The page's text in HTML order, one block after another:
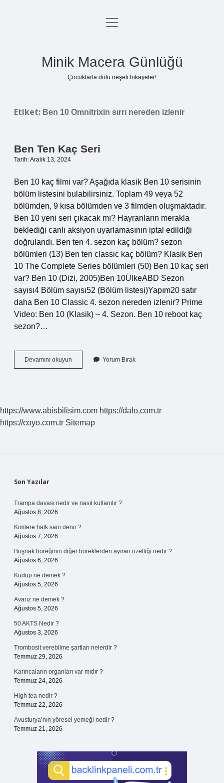
Anasayfa
menüyü
Minik Macera Günlüğü
Çocuklarla dolu neşeli hikayeler!
Etiket: Ben 10 Omnitrixin sırrı nereden izlenir
Ben Ten Kaç Seri
Tarih: Aralık 13, 2024
Ben 10 kaç filmi var? Aşağıda klasik Ben 10 serisinin
bölüm listesini bulabilirsiniz. Toplam 49 veya 52
bölümden, 9 kısa bölümden ve 3 filmden oluşmaktadır.
Ben 10 yeni seri çıkacak mı? Hayranların merakla
beklediği canlı aksiyon uyarlamasının iptal edildiği
doğrulandı. Ben ten 4. sezon kaç bölüm? sezon
bölümleri (13) Ben ten classic kaç bölüm? Klasik Ben
10 The Complete Series bölümleri (50) Ben 10 kaç seri
var? Ben 10 (Dizi, 2005)Ben 10ÜlkeABD Sezon
sayısı4 Bölüm sayısı52 (Bölüm listesi)Yapım20 satır
daha Ben 10 Classic 4. sezon nereden izlenir? Prime
Video: Ben 10 (Klasik) – 4. Sezon. Ben 10 reboot kaç
sezon?…
Devamını okuyun
Ten
Yorum Bırak
https://www.abisbilisim.com https://dalo.com.tr
https://coyo.com.tr Sitemap
Sidebar
Son Yazılar
Trampa davası nedir ve nasıl kullanılır ?
Ağustos 8, 2026
Kimlere halk sairi denir ?
Ağustos 7, 2026
Boşnak böreğinin diğer böreklerden ayıran özelliği nedir ?
Ağustos 6, 2026
Kudup ne demek ?
Ağustos 5, 2026
Avarız ne demek ?
Ağustos 5, 2026
50 AKTS Nedir ?
Ağustos 3, 2026
Trombosit verebilme şartları nelerdir ?
Temmuz 29, 2026
Karıncaların organları var mıdır ?
Temmuz 24, 2026
High tea nedir ?
Temmuz 22, 2026
Avusturya’nın yöresel yemeği nedir ?
Temmuz 21, 2026